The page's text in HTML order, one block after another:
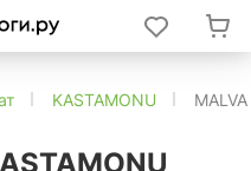
KASTAMONU